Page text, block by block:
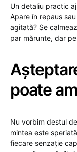
Un detaliu practic
Apare în repaus
agitată? Se
par mărunte, dar
poate
Nu vorbim destul
mintea este
fiecare senzație